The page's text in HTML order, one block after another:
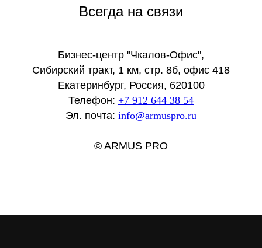
Всегда на связи
Бизнес-центр "Чкалов-Офис",
Сибирский тракт, 1 км, стр. 8б, офис 418
Екатеринбург, Россия, 620100
Телефон: +7 912 644 38 54
Эл. почта: info@armuspro.ru
© ARMUS PRO